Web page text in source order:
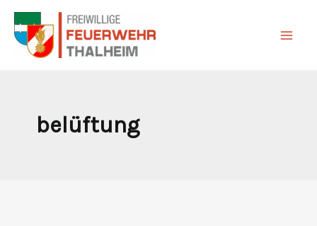
Zum
Inhalt
springen
belüftung